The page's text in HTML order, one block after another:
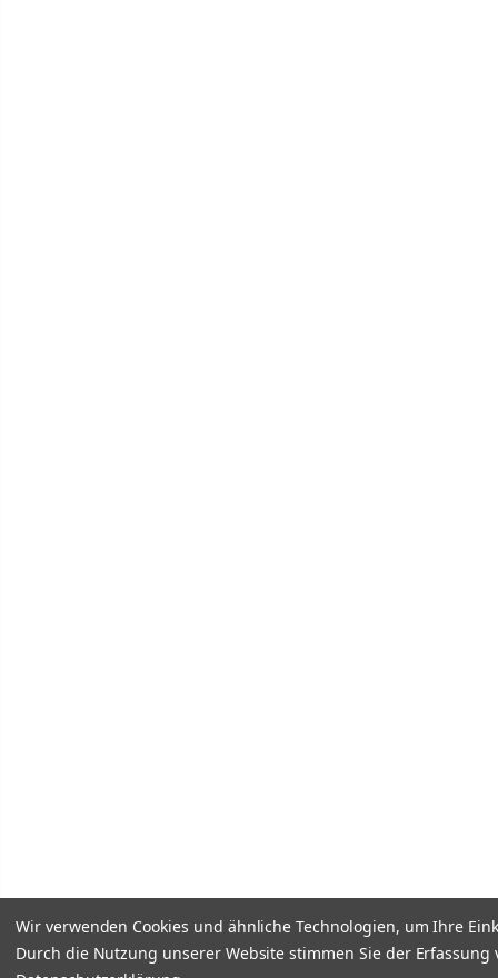
Wir verwenden Cookies und ähnliche Technologien, um Ihre
Durch die Nutzung unserer Website stimmen Sie der Erfassung